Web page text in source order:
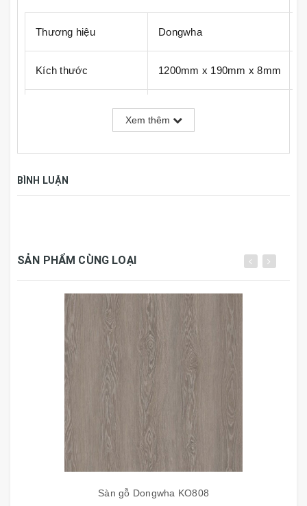
Thương hiệu Dongwha
Kích thước 1200mm x 190mm x 8mm
7 tấm, 1.596m2/hộp
Dongwha
truyền khép kín tại nhà máy DongWha Nature Flooring
Korea đã tạo ra sản phẩm sàn gỗ công nghiệp chất
từ Hàn Quốc phù hợp thời tiết Việt Nam. Với cốt sàn là
HDF cường độ cao tạo lớp ổn định từ nguyện liệu rừng
trồng lâu năm, hèm khóa được bao phủ sát nến chống
nước và tiếng ồn. Bề mặt sàn có khả năng chống trầy
xước AC4, chống cháy (tàn thuốc), chịu mài mòn tốt
Dongwha
sử dụng công nghệ Nano silver phủ bề mặt
làm cho vân gỗ thêm tự nhiên hòa nhã . Tác dụng của
công nghệ này là ngăn chặn hoàn toàn sự bám bẩn trên
bề mặt sàn gỗ và bảo vệ sàn gỗ khỏi các tác động vi
Sàn gỗ Dongwhacó độ chịu lực 850kg/cm2, do
Xem thêm
BÌNH LUẬN
SẢN PHẨM CÙNG LOẠI
Sàn gỗ Dongwha KO808